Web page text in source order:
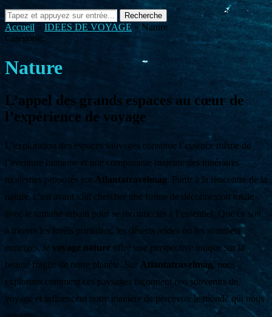
Recherche
Accueil » IDEES DE VOYAGE » Nature
Catégorie:
Nature
L’appel des grands espaces au cœur de
l’expérience de voyage
L’exploration des espaces sauvages constitue l’essence même de
l’aventure humaine et une composante majeure des itinéraires
modernes proposés sur Atlantatravelmag. Partir à la rencontre de la
nature, c’est avant tout chercher une forme de déconnexion totale
avec le tumulte urbain pour se reconnecter à l’essentiel. Que ce soit
à travers les forêts primaires, les déserts arides ou les sommets
enneigés, le voyage nature offre une perspective unique sur la
beauté fragile de notre planète. Sur Atlantatravelmag, nous
explorons comment ces paysages façonnent nos souvenirs de
voyage et influencent notre manière de percevoir le monde qui nous